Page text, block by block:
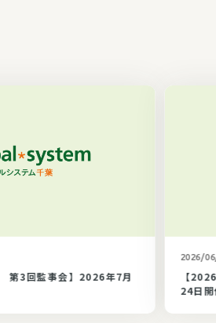
第3回監事会】2026年7月
2026/
【
24日